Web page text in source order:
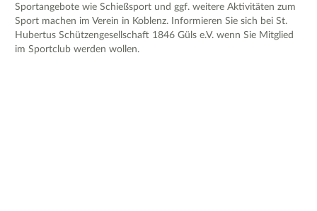
Sportangebote wie Schießsport und ggf. weitere Aktivitäten zum
Sport machen im Verein in Koblenz. Informieren Sie sich bei St.
Hubertus Schützengesellschaft 1846 Güls e.V. wenn Sie Mitglied
im Sportclub werden wollen.